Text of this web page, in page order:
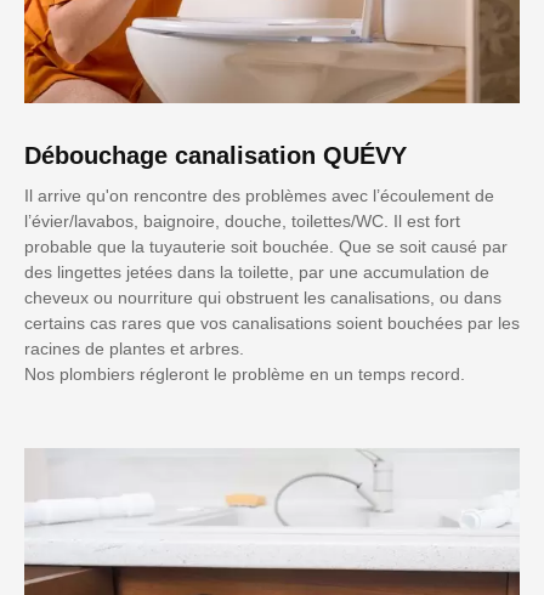
Débouchage canalisation QUÉVY
Il arrive qu'on rencontre des problèmes avec l’écoulement de
l’évier/lavabos, baignoire, douche, toilettes/WC. Il est fort
probable que la tuyauterie soit bouchée. Que se soit causé par
des lingettes jetées dans la toilette, par une accumulation de
cheveux ou nourriture qui obstruent les canalisations, ou dans
certains cas rares que vos canalisations soient bouchées par les
racines de plantes et arbres.
Nos plombiers régleront le problème en un temps record.